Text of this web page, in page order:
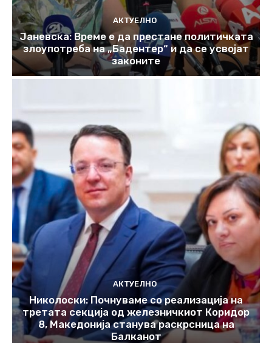
АКТУЕЛНО
Јаневска: Време е да престане политичката
злоупотреба на „Бадентер“ и да се усвојат
законите
АКТУЕЛНО
Николоски: Почнуваме со реализација на
третата секција од железничкиот Коридор
8, Македонија станува раскрсница на
Балканот